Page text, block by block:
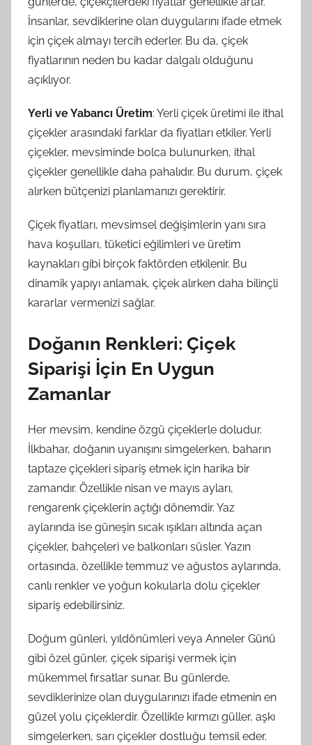
İnsanlar, sevdiklerine olan duygularını ifade etmek
için çiçek almayı tercih ederler. Bu da, çiçek
fiyatlarının neden bu kadar dalgalı olduğunu
açıklıyor.
Yerli ve Yabancı Üretim: Yerli çiçek üretimi ile ithal
çiçekler arasındaki farklar da fiyatları etkiler. Yerli
çiçekler, mevsiminde bolca bulunurken, ithal
çiçekler genellikle daha pahalıdır. Bu durum, çiçek
alırken bütçenizi planlamanızı gerektirir.
Çiçek fiyatları, mevsimsel değişimlerin yanı sıra
hava koşulları, tüketici eğilimleri ve üretim
kaynakları gibi birçok faktörden etkilenir. Bu
dinamik yapıyı anlamak, çiçek alırken daha bilinçli
kararlar vermenizi sağlar.
Doğanın Renkleri: Çiçek
Siparişi İçin En Uygun
Zamanlar
Her mevsim, kendine özgü çiçeklerle doludur.
İlkbahar, doğanın uyanışını simgelerken, baharın
taptaze çiçekleri sipariş etmek için harika bir
zamandır. Özellikle nisan ve mayıs ayları,
rengarenk çiçeklerin açtığı dönemdir. Yaz
aylarında ise güneşin sıcak ışıkları altında açan
çiçekler, bahçeleri ve balkonları süsler. Yazın
ortasında, özellikle temmuz ve ağustos aylarında,
canlı renkler ve yoğun kokularla dolu çiçekler
sipariş edebilirsiniz.
Doğum günleri, yıldönümleri veya Anneler Günü
gibi özel günler, çiçek siparişi vermek için
mükemmel fırsatlar sunar. Bu günlerde,
sevdiklerinize olan duygularınızı ifade etmenin en
güzel yolu çiçeklerdir. Özellikle kırmızı güller, aşkı
simgelerken, sarı çiçekler dostluğu temsil eder.